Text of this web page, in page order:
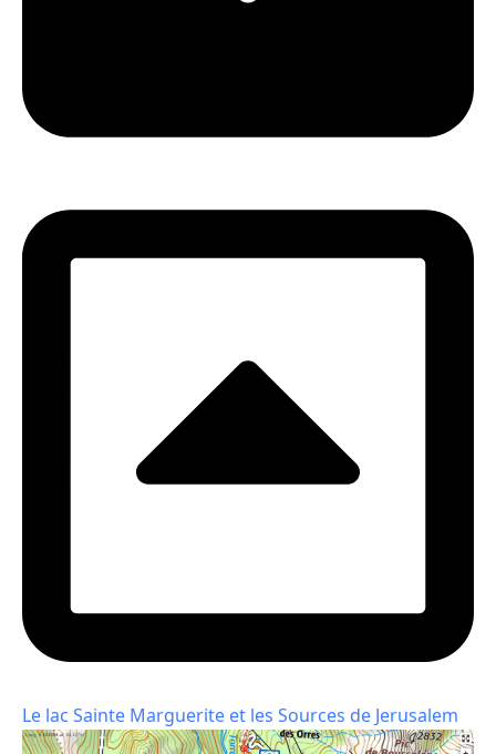
Le lac Sainte Marguerite et les Sources de Jerusalem